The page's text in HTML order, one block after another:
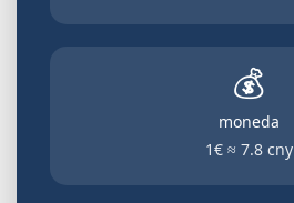
💰
moneda
1€ ≈ 7.8 cny